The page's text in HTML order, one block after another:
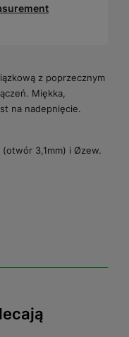
z poprzecznym
Miękka,
na nadepnięcie.
(otwór 3,1mm) i Øzew.